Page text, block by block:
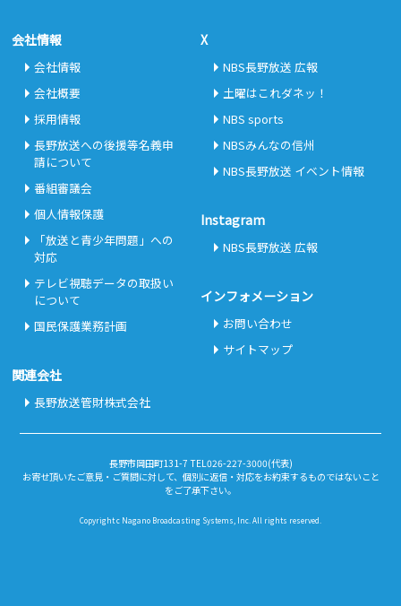
会社情報
会社情報
会社概要
採用情報
長野放送への後援等名義申
請について
番組審議会
個人情報保護
「放送と青少年問題」への
対応
テレビ視聴データの取扱い
について
国民保護業務計画
関連会社
長野放送管財株式会社
X
NBS長野放送 広報
土曜はこれダネッ！
NBS sports
NBSみんなの信州
NBS長野放送 イベント情報
Instagram
NBS長野放送 広報
インフォメーション
お問い合わせ
サイトマップ
長野市岡田町131-7 TEL026-227-3000(代表)
お寄せ頂いたご意見・ご質問に対して、個別に返信・対応をお約束するものではないこと
をご了承下さい。
Copyright c Nagano Broadcasting Systems, Inc. All rights reserved.